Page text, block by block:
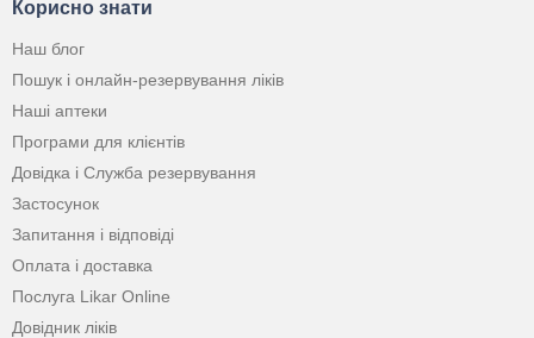
Корисно знати
Наш блог
Пошук і онлайн-резервування ліків
Наші аптеки
Програми для клієнтів
Довідка і Служба резервування
Застосунок
Запитання і відповіді
Оплата і доставка
Послуга Likar Online
Довідник ліків